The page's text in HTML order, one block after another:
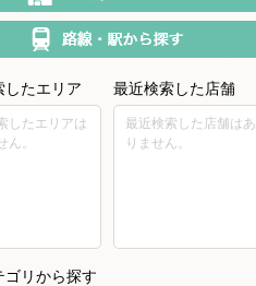
したエリア
したエリアは
ん。
最近検索した店舗
最近検索した店舗はあ
りません。
ゴリから探す